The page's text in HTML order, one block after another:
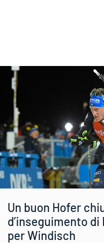
Un buon Hofer
d’inseguimento di
per Windisch